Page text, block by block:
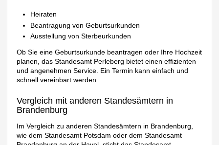
Heiraten
Beantragung von Geburtsurkunden
Ausstellung von Sterbeurkunden
Ob Sie eine Geburtsurkunde beantragen oder Ihre Hochzeit
planen, das Standesamt Perleberg bietet einen effizienten
und angenehmen Service. Ein Termin kann einfach und
schnell vereinbart werden.
Vergleich mit anderen Standesämtern in
Brandenburg
Im Vergleich zu anderen Standesämtern in Brandenburg,
wie dem Standesamt Potsdam oder dem Standesamt